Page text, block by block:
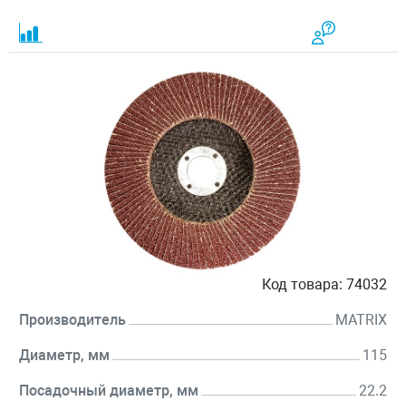
Код товара: 74032
Производитель MATRIX
Диаметр, мм 115
Посадочный диаметр, мм 22.2